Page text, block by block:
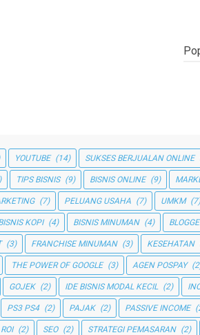
YOUTUBE (14) SUKSES BERJUALAN ONLINE
TIPS BISNIS (9) BISNIS ONLINE (9)
(7) PELUANG USAHA (7) UMKM (7)
KOPI (4) BISNIS MINUMAN (4)
(3) FRANCHISE MINUMAN (3) KESEHATAN
THE POWER OF GOOGLE (3) AGEN POSPAY
GOJEK (2) IDE BISNIS MODAL KECIL (2)
PS3 PS4 (2) PAJAK (2) PASSIVE INCOME
ROI (2) SEO (2) STRATEGI PEMASARAN (2)